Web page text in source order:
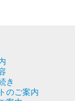
き
のご案内